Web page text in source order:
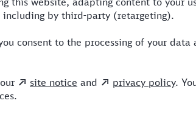
5:54 2 ERB,ICE
7:08